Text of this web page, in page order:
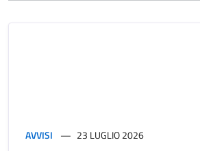
AVVISI 23 LUGLIO 2026